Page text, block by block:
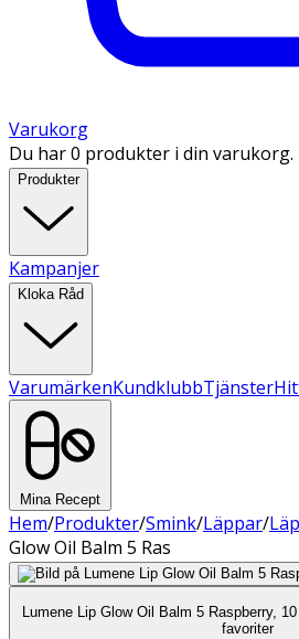
Varukorg
Du har 0 produkter i din varukorg.
Produkter
Kampanjer
Kloka Råd
VarumärkenKundklubbTjänster
Mina Recept
Hem/Produkter/Smink/Läppar/
Glow Oil Balm 5 Ras
Lumene Lip Glow Oil Balm 5 Raspberry,
favoriter